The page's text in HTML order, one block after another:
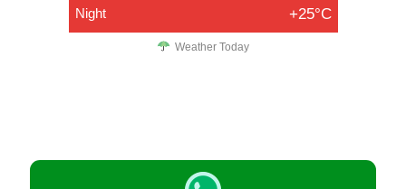
Night +25°C
Weather Today